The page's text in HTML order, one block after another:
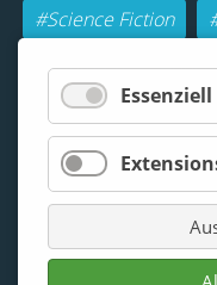
#Science Fiction
#Autoren
Essenziell